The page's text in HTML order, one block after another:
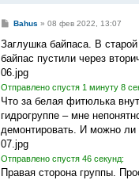
С
о
щ
е
н
и
е
Bahus » 08 фев 2022, 13:07
Заглушка байпаса. В
байпас пустили через
06.jpg
Отправлено спустя 1 минуту 8
Что за белая фитюлька
гидрогруппе – мне
демонтировать. И можно
07.jpg
Отправлено спустя 46 секунд:
Правая сторона группы.